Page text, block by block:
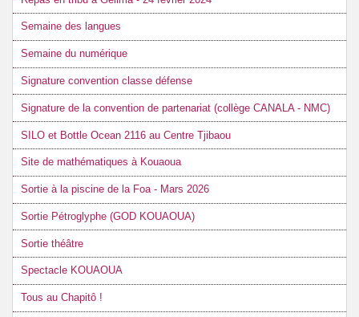
Semaine des langues
Semaine du numérique
Signature convention classe défense
Signature de la convention de partenariat (collège CANALA - NMC)
SILO et Bottle Ocean 2116 au Centre Tjibaou
Site de mathématiques à Kouaoua
Sortie à la piscine de la Foa - Mars 2026
Sortie Pétroglyphe (GOD KOUAOUA)
Sortie théâtre
Spectacle KOUAOUA
Tous au Chapitô !